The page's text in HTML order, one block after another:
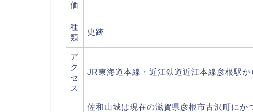
価
種
類
史跡
ア
ク
セ
ス
JR東海道本線・近江鉄道近江本線彦根駅か
佐和山城は現在の滋賀県彦根市古沢町にか